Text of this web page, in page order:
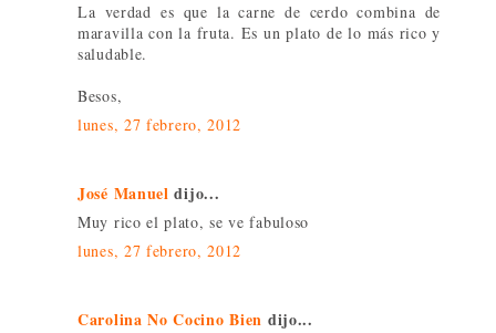
La verdad es que la carne de cerdo combina de
maravilla con la fruta. Es un plato de lo más rico y
saludable.
Besos,
lunes, 27 febrero, 2012
José Manuel dijo...
Muy rico el plato, se ve fabuloso
lunes, 27 febrero, 2012
Carolina No Cocino Bien dijo...